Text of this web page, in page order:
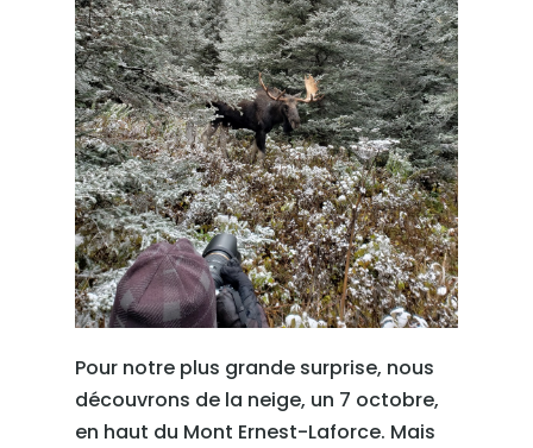
Pour notre plus grande surprise, nous
découvrons de la neige, un 7 octobre,
en haut du Mont Ernest-Laforce. Mais